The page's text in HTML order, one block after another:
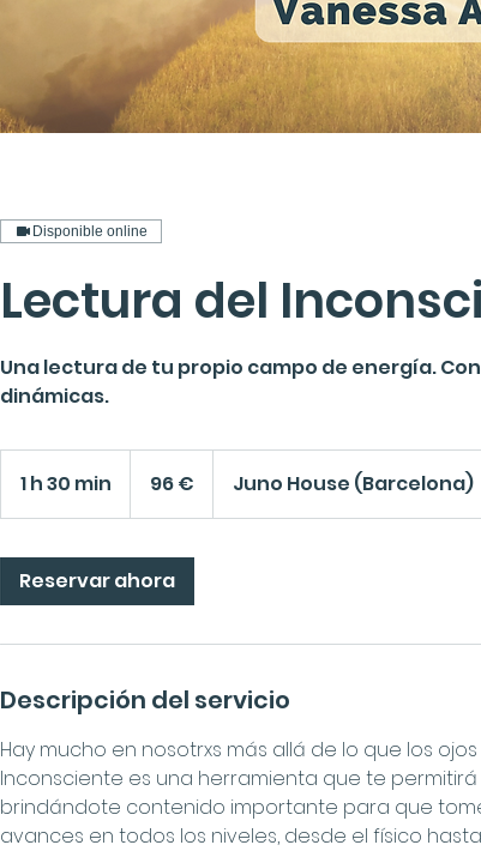
Disponible online
Lectura del
Una lectura de tu propio campo de energía.
dinámicas.
1 h 30 min
0
n
96 € Juno House (Barcelona)
Reservar ahora
Descripción del servicio
Hay mucho en nosotrxs más allá de lo que los
Inconsciente es una herramienta que te
brindándote contenido importante para que
avances en todos los niveles, desde el físico